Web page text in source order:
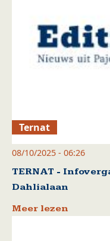
Ternat
08/10/2025 - 06:26
TERNAT -
Dahlialaan
Meer lezen